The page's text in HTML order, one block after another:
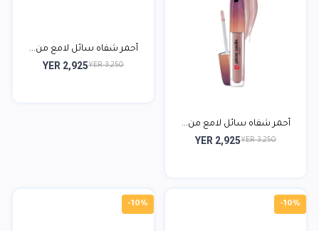
أحمر شفاه سائل لامع من...
YER 3,250
YER 2,925
أحمر شفاه سائل لامع من...
YER 3,250
YER 2,925
-10%
-10%